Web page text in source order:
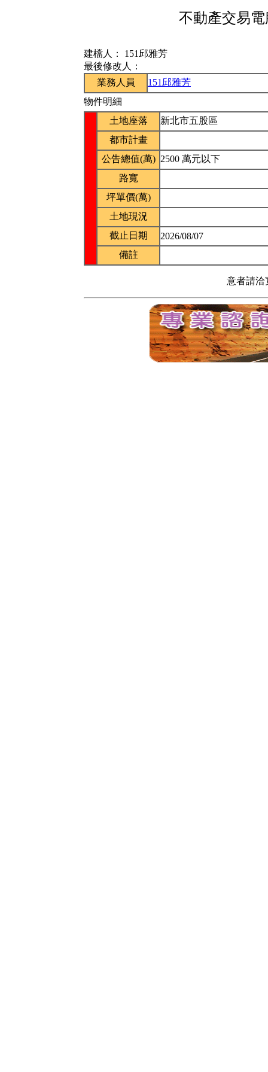
不動產交易
建檔人： 151邱雅芳
最後修改人：
業務人員
151邱雅芳
物件明細
土地座落
新北市五股區
都市計畫
公告總值(萬) 2500 萬元以下
路寬
坪單價(萬)
土地現況
截止日期
2026/08/07
備註
意者請洽